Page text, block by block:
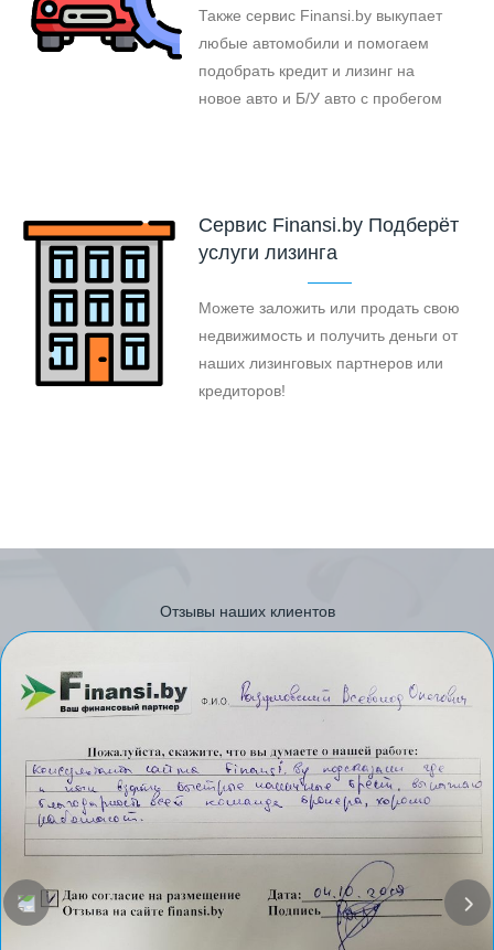
Также сервис Finansi.by выкупает
любые автомобили и помогаем
подобрать кредит и лизинг на
новое авто и Б/У авто с пробегом
Cервис Finansi.by Подберёт
услуги лизинга
Можете заложить или продать свою
недвижимость и получить деньги от
наших лизинговых партнеров или
кредиторов!
Отзывы наших клиентов